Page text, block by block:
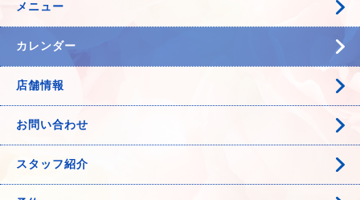
メニュー
カレンダー
店舗情報
お問い合わせ
スタッフ紹介